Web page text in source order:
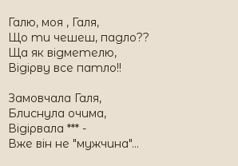
Галю, моя , Галя,
Що ти чешеш, падло??
Ща як відметелю,
Відірву все патло!!
Замовчала Галя,
Блиснула очима,
Відірвала *** -
Вже він не "мужчина"...